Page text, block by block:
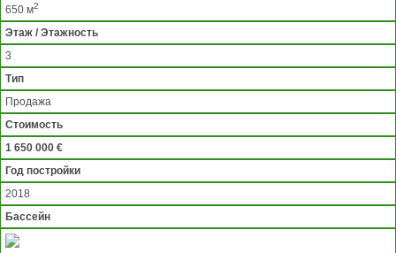
650 м2
Этаж / Этажность
3
Тип
Продажа
Стоимость
1 650 000 €
Год постройки
2018
Бассейн